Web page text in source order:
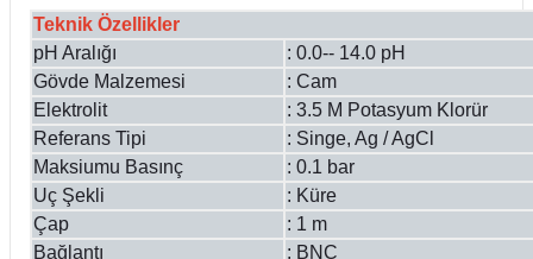
Teknik Özellikler
pH Aralığı
: 0.0--
Gövde Malzemesi
: Cam
Elektrolit
: 3.5 M Potasyum Klorür
Referans Tipi
: Singe, Ag / AgCl
Maksiumu Basınç
: 0.1
Uç Şekli
: Küre
Çap
: 1 m
Bağlantı
: BNC